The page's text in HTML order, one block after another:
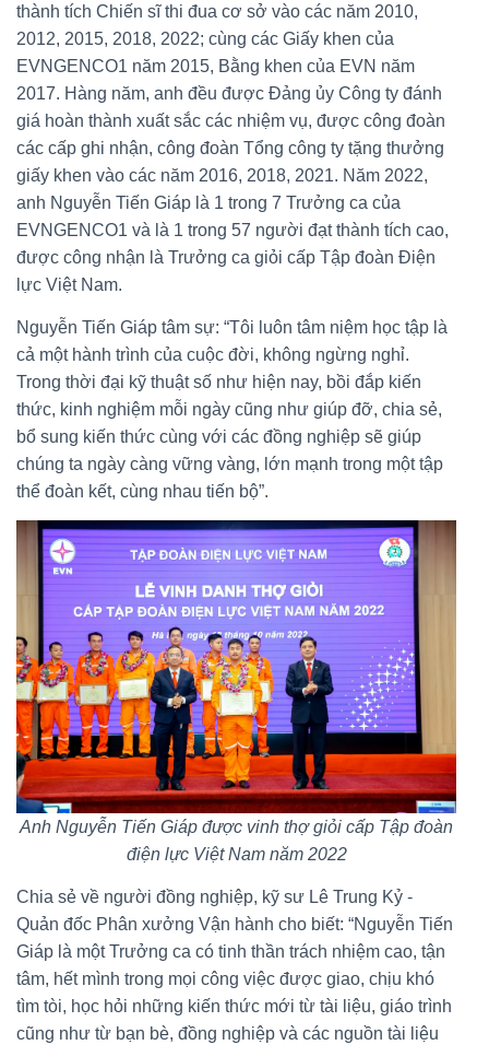
thành tích Chiến sĩ thi đua cơ sở vào các năm 2010,
2012, 2015, 2018, 2022; cùng các Giấy khen của
EVNGENCO1 năm 2015, Bằng khen của EVN năm
2017. Hàng năm, anh đều được Đảng ủy Công ty đánh
giá hoàn thành xuất sắc các nhiệm vụ, được công đoàn
các cấp ghi nhận, công đoàn Tổng công ty tặng thưởng
giấy khen vào các năm 2016, 2018, 2021. Năm 2022,
anh Nguyễn Tiến Giáp là 1 trong 7 Trưởng ca của
EVNGENCO1 và là 1 trong 57 người đạt thành tích cao,
được công nhận là Trưởng ca giỏi cấp Tập đoàn Điện
lực Việt Nam.
Nguyễn Tiến Giáp tâm sự: “Tôi luôn tâm niệm học tập là
cả một hành trình của cuộc đời, không ngừng nghỉ.
Trong thời đại kỹ thuật số như hiện nay, bồi đắp kiến
thức, kinh nghiệm mỗi ngày cũng như giúp đỡ, chia sẻ,
bổ sung kiến thức cùng với các đồng nghiệp sẽ giúp
chúng ta ngày càng vững vàng, lớn mạnh trong một tập
thể đoàn kết, cùng nhau tiến bộ”.
Anh Nguyễn Tiến Giáp được vinh thợ giỏi cấp Tập đoàn
điện lực Việt Nam năm 2022
Chia sẻ về người đồng nghiệp, kỹ sư Lê Trung Kỷ -
Quản đốc Phân xưởng Vận hành cho biết: “Nguyễn Tiến
Giáp là một Trưởng ca có tinh thần trách nhiệm cao, tận
tâm, hết mình trong mọi công việc được giao, chịu khó
tìm tòi, học hỏi những kiến thức mới từ tài liệu, giáo trình
cũng như từ bạn bè, đồng nghiệp và các nguồn tài liệu